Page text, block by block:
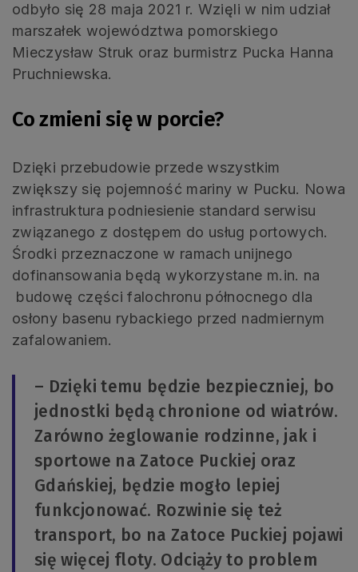
odbyło się 28 maja 2021 r. Wzięli w nim udział
marszałek województwa pomorskiego
Mieczysław Struk oraz burmistrz Pucka Hanna
Pruchniewska.
Co zmieni się w porcie?
Dzięki przebudowie przede wszystkim
zwiększy się pojemność mariny w Pucku. Nowa
infrastruktura podniesienie standard serwisu
związanego z dostępem do usług portowych.
Środki przeznaczone w ramach unijnego
dofinansowania będą wykorzystane m.in. na
budowę części falochronu północnego dla
osłony basenu rybackiego przed nadmiernym
zafalowaniem.
– Dzięki temu będzie bezpieczniej, bo
jednostki będą chronione od wiatrów.
Zarówno żeglowanie rodzinne, jak i
sportowe na Zatoce Puckiej oraz
Gdańskiej, będzie mogło lepiej
funkcjonować. Rozwinie się też
transport, bo na Zatoce Puckiej pojawi
się więcej floty. Odciąży to problem